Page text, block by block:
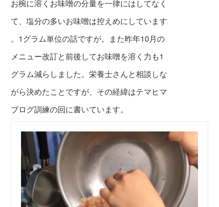
お椀に溶くお味噌の分量を一律にはしてなく
て、塩分の多いお味噌は控えめにしています
。1グラム単位の話ですが。また昨年10月の
メニュー改訂と前後してお味噌を溶く力も1
グラム減らしました。栄養士さんと相談しな
がら決めたことですが、その経緯はテマヒマ
ブログ訓練の回に書いています。